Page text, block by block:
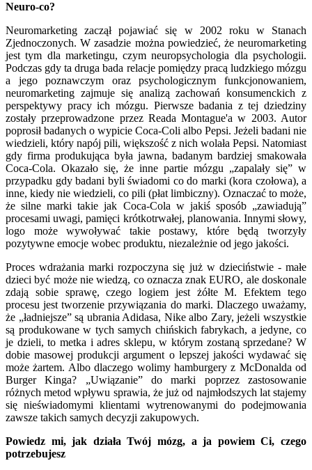
Neuro-co?
Neuromarketing zaczął pojawiać się w 2002 roku w Stanach
Zjednoczonych. W zasadzie można powiedzieć, że neuromarketing
jest tym dla marketingu, czym neuropsychologia dla psychologii.
Podczas gdy ta druga bada relacje pomiędzy pracą ludzkiego mózgu
a jego poznawczym oraz psychologicznym funkcjonowaniem,
neuromarketing zajmuje się analizą zachowań konsumenckich z
perspektywy pracy ich mózgu. Pierwsze badania z tej dziedziny
zostały przeprowadzone przez Reada Montague'a w 2003. Autor
poprosił badanych o wypicie Coca-Coli albo Pepsi. Jeżeli badani nie
wiedzieli, który napój pili, większość z nich wolała Pepsi. Natomiast
gdy firma produkująca była jawna, badanym bardziej smakowała
Coca-Cola. Okazało się, że inne partie mózgu „zapalały się” w
przypadku gdy badani byli świadomi co do marki (kora czołowa), a
inne, kiedy nie wiedzieli, co pili (płat limbiczny). Oznaczać to może,
że silne marki takie jak Coca-Cola w jakiś sposób „zawiadują”
procesami uwagi, pamięci krótkotrwałej, planowania. Innymi słowy,
logo może wywoływać takie postawy, które będą tworzyły
pozytywne emocje wobec produktu, niezależnie od jego jakości.
Proces wdrażania marki rozpoczyna się już w dzieciństwie - małe
dzieci być może nie wiedzą, co oznacza znak EURO, ale doskonale
zdają sobie sprawę, czego logiem jest żółte M. Efektem tego
procesu jest tworzenie przywiązania do marki. Dlaczego uważamy,
że „ładniejsze” są ubrania Adidasa, Nike albo Zary, jeżeli wszystkie
są produkowane w tych samych chińskich fabrykach, a jedyne, co
je dzieli, to metka i adres sklepu, w którym zostaną sprzedane? W
dobie masowej produkcji argument o lepszej jakości wydawać się
może żartem. Albo dlaczego wolimy hamburgery z McDonalda od
Burger Kinga? „Uwiązanie” do marki poprzez zastosowanie
różnych metod wpływu sprawia, że już od najmłodszych lat stajemy
się nieświadomymi klientami wytrenowanymi do podejmowania
zawsze takich samych decyzji zakupowych.
Powiedz mi, jak działa Twój mózg, a ja powiem Ci, czego
potrzebujesz